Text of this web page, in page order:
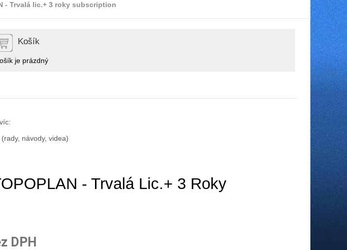
- Trvalá lic.+ 3 roky subscription
Košík
je prázdný
(rady, návody, videa)
- Trvalá Lic.+ 3 Roky
DPH